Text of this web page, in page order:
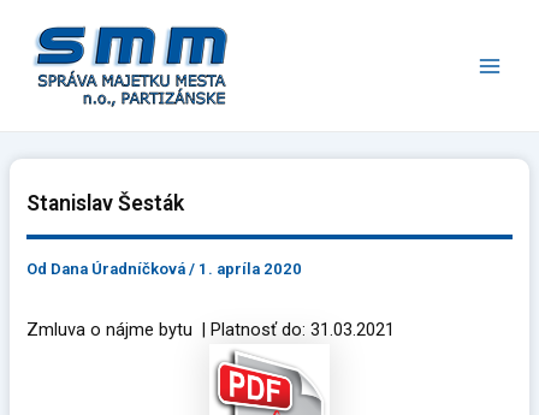
obsah
Stanislav Šesták
Od Dana Úradníčková/ 1. apríla 2020
Zmluva o nájme bytu | Platnosť do: 31.03.2021